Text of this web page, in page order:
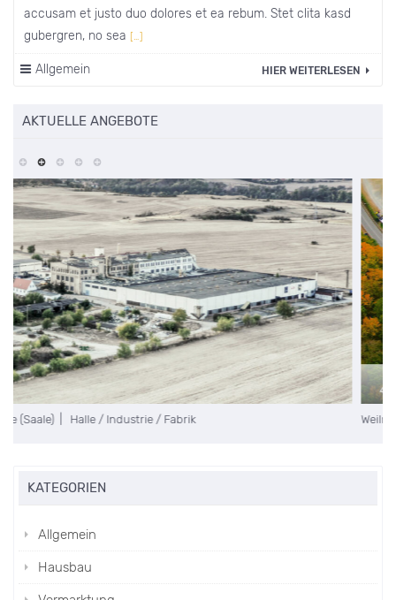
accusam et justo duo dolores et ea rebum. Stet clita kasd
gubergren, no sea […]
Allgemein HIER WEITERLESEN
AKTUELLE ANGEBOTE
Weilrod | Gewerbeobjekt
KATEGORIEN
Allgemein
Hausbau